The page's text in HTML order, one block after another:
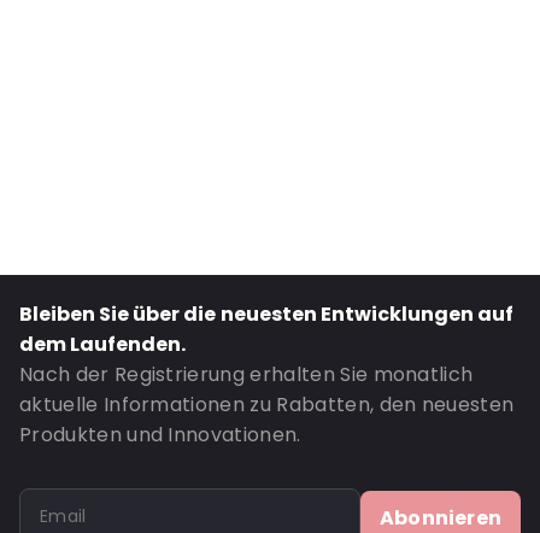
Bleiben Sie über die neuesten Entwicklungen auf
dem Laufenden.
Nach der Registrierung erhalten Sie monatlich
aktuelle Informationen zu Rabatten, den neuesten
Produkten und Innovationen.
Abonnieren